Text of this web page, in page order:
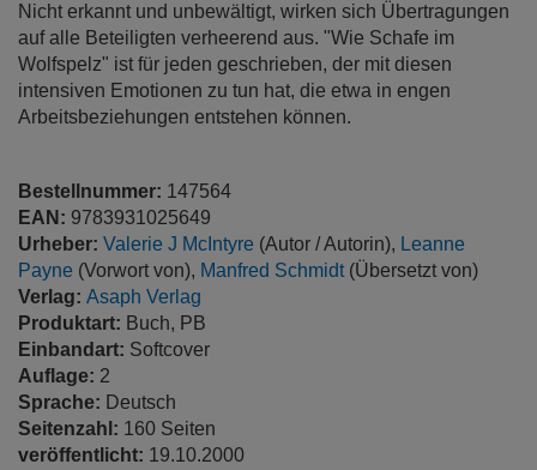
Nicht erkannt und unbewältigt, wirken sich Übertragungen
auf alle Beteiligten verheerend aus. "Wie Schafe im
Wolfspelz" ist für jeden geschrieben, der mit diesen
intensiven Emotionen zu tun hat, die etwa in engen
Arbeitsbeziehungen entstehen können.
Bestellnummer: 147564
EAN: 9783931025649
Urheber: Valerie J McIntyre (Autor / Autorin), Leanne
Payne (Vorwort von), Manfred Schmidt(Übersetzt von)
Verlag: Asaph Verlag
Produktart: Buch, PB
Einbandart: Softcover
Auflage: 2
Sprache: Deutsch
Seitenzahl: 160 Seiten
veröffentlicht: 19.10.2000